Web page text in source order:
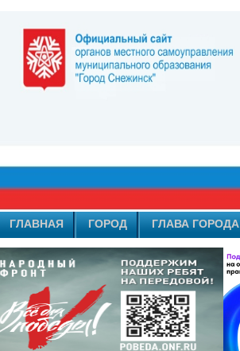
ГЛАВНАЯ ГОРОД ГЛАВА ГОРОДА